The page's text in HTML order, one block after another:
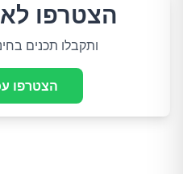
הצטרפו
ותקבלו תכנים
הצטרפו